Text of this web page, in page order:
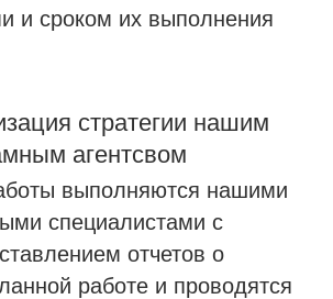
и сроком их выполнения
стратегии нашим
агентсвом
выполняются нашими
специалистами с
отчетов о
работе и проводятся